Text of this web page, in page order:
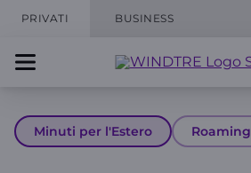
PRIVATI BUSINESS
Minuti per l'Estero Roaming